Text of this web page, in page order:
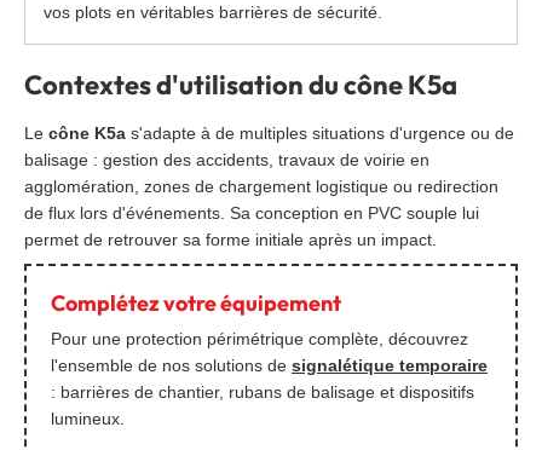
vos plots en véritables barrières de sécurité.
Contextes d'utilisation du cône K5a
Le cône K5a s'adapte à de multiples situations d'urgence ou de
balisage : gestion des accidents, travaux de voirie en
agglomération, zones de chargement logistique ou redirection
de flux lors d'événements. Sa conception en PVC souple lui
permet de retrouver sa forme initiale après un impact.
Complétez votre équipement
Pour une protection périmétrique complète, découvrez
l'ensemble de nos solutions de signalétique temporaire
: barrières de chantier, rubans de balisage et dispositifs
lumineux.